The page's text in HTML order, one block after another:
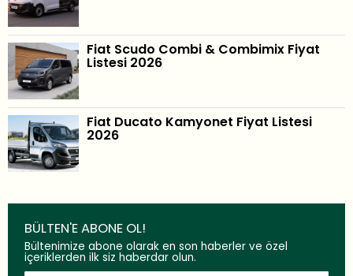
Fiat Scudo Combi & Combimix Fiyat
Listesi 2026
Fiat Ducato Kamyonet Fiyat Listesi
2026
BÜLTEN'E ABONE OL!
Bültenimize abone olarak en son haberler ve özel
içeriklerden ilk siz haberdar olun.